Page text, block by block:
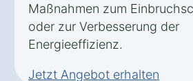
Maßnahmen zum
oder zur Verbesserung der
Energieeffizienz.
Jetzt Angebot erhalten